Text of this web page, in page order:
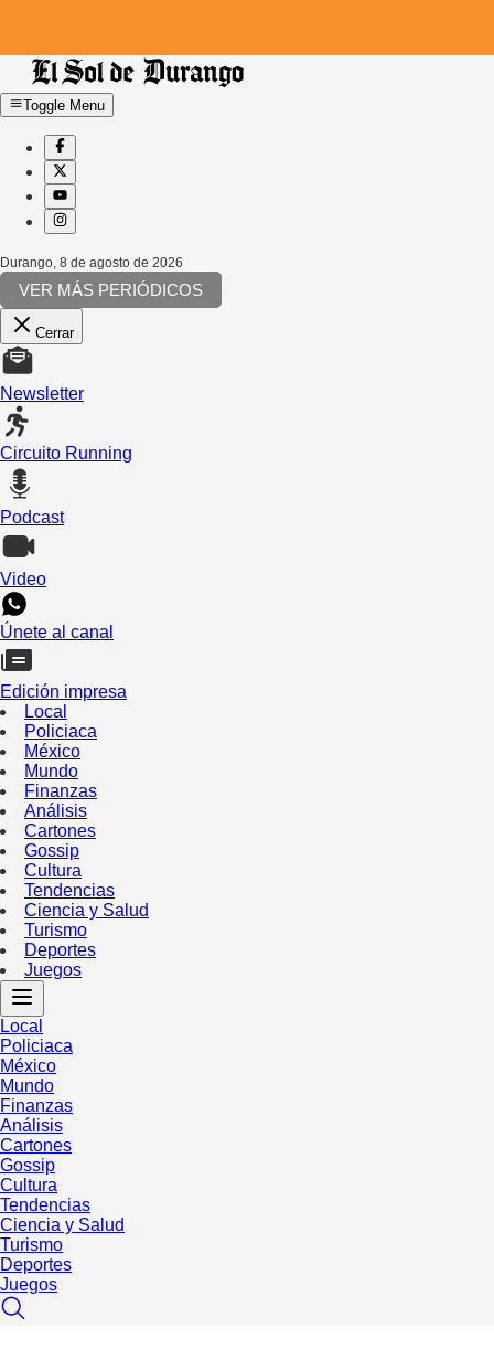
Toggle Menu
Durango 8 de agosto de 2026
VER MÁS PERIÓDICOS
Cerrar
Newsletter
Circuito Running
Podcast
Video
Únete al canal
Edición impresa
Local
Policiaca
México
Mundo
Finanzas
Análisis
Cartones
Gossip
Cultura
Tendencias
Ciencia y Salud
Turismo
Deportes
Juegos
Local
Policiaca
México
Mundo
Finanzas
Análisis
Cartones
Gossip
Cultura
Tendencias
Ciencia y Salud
Turismo
Deportes
Juegos